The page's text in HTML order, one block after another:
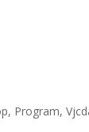
, Program,